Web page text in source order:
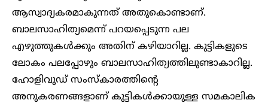
ആസ്വാദ്യകരമാകുന്നത് അതുകൊണ്ടാണ്.
ബാലസാഹിത്യമെന്ന് പറയപ്പെടുന്ന പല
എഴുത്തുകൾക്കും അതിന് കഴിയാറില്ല. കുട്ടികളുടെ
ലോകം പലപ്പോഴും ബാലസാഹിത്യത്തിലുണ്ടാകാറില്ല.
ഹോളിവുഡ് സംസ്കാരത്തിന്റെ
അനുകരണങ്ങളാണ് കുട്ടികൾക്കായുള്ള സമകാലിക